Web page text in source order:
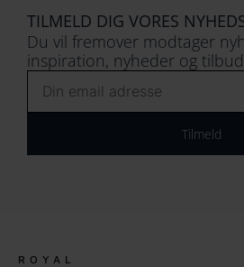
TILMELD DIG VORES
Du vil fremover modtager
inspiration, nyheder og
Email
Tilmeld
ROYAL